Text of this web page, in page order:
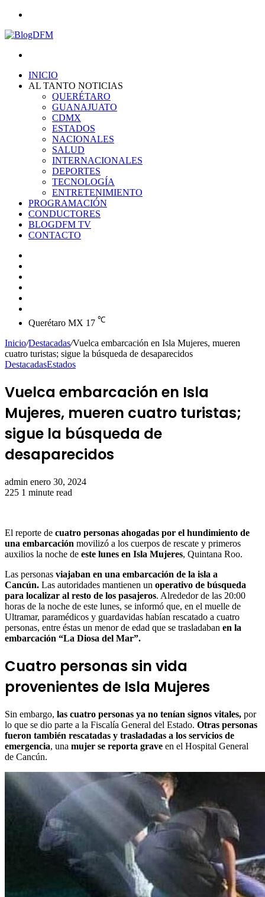
INICIO
AL TANTO NOTICIAS
QUERÉTARO
GUANAJUATO
CDMX
ESTADOS
NACIONALES
SALUD
INTERNACIONALES
DEPORTES
TECNOLOGÍA
ENTRETENIMIENTO
PROGRAMACIÓN
CONDUCTORES
BLOGDFM TV
CONTACTO
Querétaro MX 17 ℃
Inicio/Destacadas/Vuelca embarcación en Isla Mujeres, mueren
cuatro turistas; sigue la búsqueda de desaparecidos
DestacadasEstados
Vuelca embarcación en Isla
Mujeres, mueren cuatro turistas;
sigue la búsqueda de
desaparecidos
admin Send
an
enero 30, 2024
225 1 minute read
El reporte de cuatro personas ahogadas por el hundimiento de
una embarcación movilizó a los cuerpos de rescate y primeros
auxilios la noche de este lunes en Isla Mujeres, Quintana Roo.
Las personas viajaban en una embarcación de la isla a
Cancún. Las autoridades mantienen un operativo de búsqueda
para localizar al resto de los pasajeros. Alrededor de las 20:00
horas de la noche de este lunes, se informó que, en el muelle de
Ultramar, paramédicos y guardavidas habían rescatado a cuatro
personas, entre éstas un menor de edad que se trasladaban en la
embarcación “La Diosa del Mar”.
Cuatro personas sin vida
provenientes de Isla Mujeres
Sin embargo, las cuatro personas ya no tenían signos vitales, por
lo que se dio parte a la Fiscalía General del Estado. Otras personas
fueron también rescatadas y trasladadas a los servicios de
emergencia, una mujer se reporta grave en el Hospital General
de Cancún.